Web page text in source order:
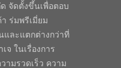
จัดตั้งขึ้นเพื่อตอบ
ร่มพรีเมี่ยม
และแตกต่างกว่าที่
จ ในเรื่องการ
มรวดเร็ว ความ